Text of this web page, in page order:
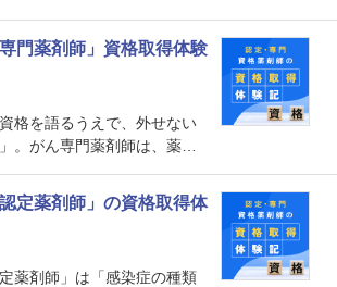
いでしょうか。今回はそん
取得体験記をご紹介しま
門薬剤師」資格取得体験
格を語るうえで、外せない
。がん専門薬剤師は、薬剤
2009年に発足しました。薬
して高度化するがん医療に
病院薬剤師にとって一目置
定薬剤師」の資格取得体
薬剤師」は「感染症の種類